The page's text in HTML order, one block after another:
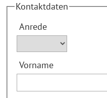
Kontaktdaten
Anrede
Vorname